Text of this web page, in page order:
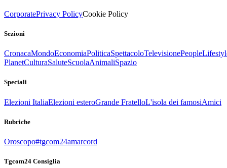
CorporatePrivacy PolicyCookie Policy
Sezioni
CronacaMondoEconomiaPoliticaSpettacoloTelevisionePeople
PlanetCulturaSaluteScuolaAnimaliSpazio
Speciali
Elezioni ItaliaElezioni esteroGrande FratelloL'isola dei famosiAmici
Rubriche
Oroscopo#tgcom24amarcord
Tgcom24 Consiglia